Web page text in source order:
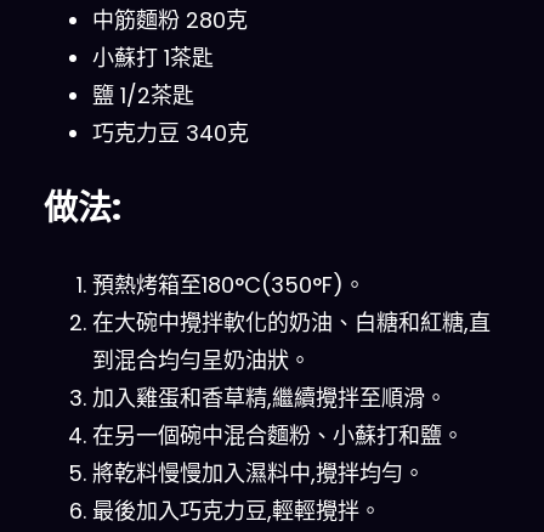
中筋麵粉 280克
小蘇打 1茶匙
鹽 1/2茶匙
巧克力豆 340克
做法:
預熱烤箱至180°C(350°F)。
在大碗中攪拌軟化的奶油、白糖和紅糖,直
到混合均勻呈奶油狀。
加入雞蛋和香草精,繼續攪拌至順滑。
在另一個碗中混合麵粉、小蘇打和鹽。
將乾料慢慢加入濕料中,攪拌均勻。
最後加入巧克力豆,輕輕攪拌。